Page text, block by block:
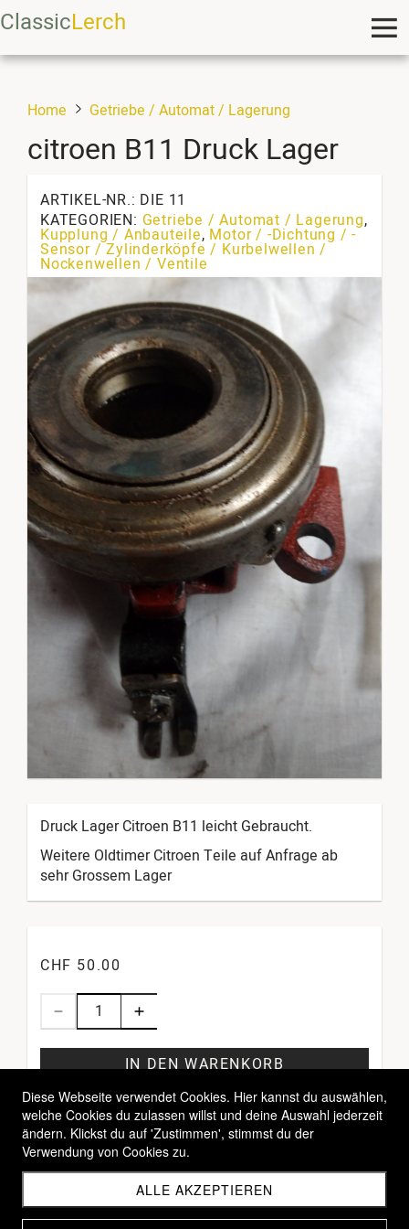
ClassicLerch
Home Getriebe / Automat / Lagerung
citroen B11 Druck Lager
ARTIKEL-NR.: DIE 11
KATEGORIEN: Getriebe / Automat / Lagerung,
Kupplung / Anbauteile, Motor / -Dichtung / -
Sensor / Zylinderköpfe / Kurbelwellen /
Nockenwellen / Ventile
Druck Lager Citroen B11 leicht Gebraucht.
Weitere Oldtimer Citroen Teile auf Anfrage ab
sehr Grossem Lager
CHF 50.00
IN DEN WARENKORB
Diese Webseite verwendet Cookies. Hier kannst du auswählen,
welche Cookies du zulassen willst und deine Auswahl jederzeit
ändern. Klickst du auf 'Zustimmen', stimmst du der
Verwendung von Cookies zu.
ALLE AKZEPTIEREN